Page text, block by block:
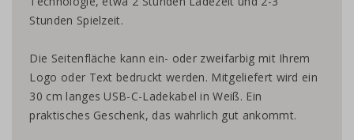
Stunden Spielzeit.
Die Seitenfläche kann ein- oder zweifarbig mit Ihrem
Logo oder Text bedruckt werden. Mitgeliefert wird ein
30 cm langes USB-C-Ladekabel in Weiß. Ein
praktisches Geschenk, das wahrlich gut ankommt.